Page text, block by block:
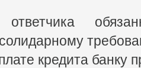
кредита банку